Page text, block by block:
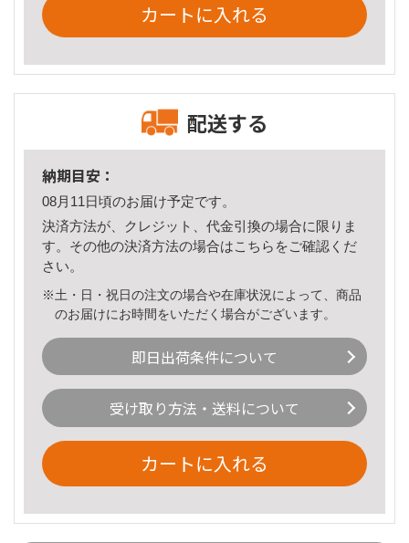
カートに入れる
配送する
納期目安：
08月11日頃のお届け予定です。
決済方法が、クレジット、代金引換の場合に限りま
す。その他の決済方法の場合はこちら をご確認くだ
さい。
※土・日・祝日の注文の場合や在庫状況によって、商品
のお届けにお時間をいただく場合がございます。
即日出荷条件について
受け取り方法・送料について
カートに入れる